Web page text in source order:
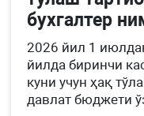
бухгалтер
2026 йил 1
йилда биринчи
куни учун ҳақ
давлат бюджети